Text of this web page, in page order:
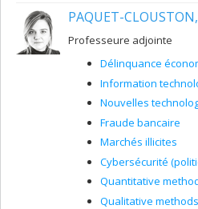
PAQUET-
Professeure adjointe
Délinquance
Information
Nouvelles
Fraude bancaire
Marchés illicites
Cybersécurité
Quantitative
Qualitative methods